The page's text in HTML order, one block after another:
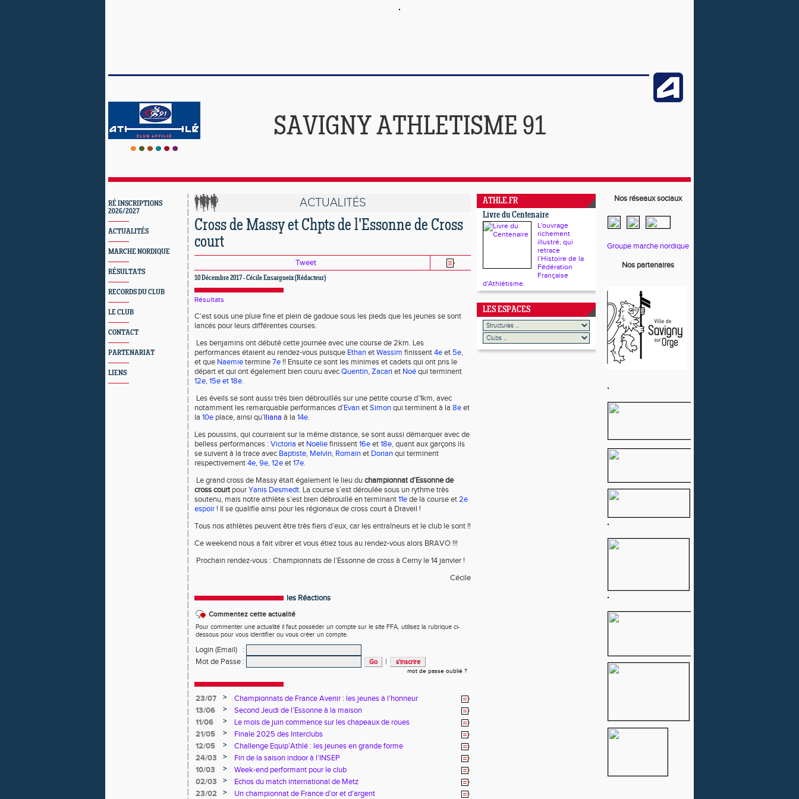
SAVIGNY ATHLETISME 91
RÉ INSCRIPTIONS
2026/2027
ACTUALITÉS
MARCHE NORDIQUE
RÉSULTATS
RECORDS DU CLUB
LE CLUB
CONTACT
PARTENARIAT
LIENS
ACTUALITÉS
Cross de Massy et Chpts de l'Essonne de Cross
court
Tweet
10 Décembre 2017 - Cécile Ensargueix (Rédacteur)
Résultats
C’est sous une pluie fine et plein de gadoue sous les pieds que les jeunes se sont
lancés pour leurs différentes courses.
Les benjamins ont débuté cette journée avec une course de 2km. Les
performances étaient au rendez-vous puisque EthanetWassim finissent4eet 5e,
et que Naemietermine7e !! Ensuite ce sont les minimes et cadets qui ont pris le
départ et qui ont également bien couru avecQuentin,Zacari et Noéqui terminent
12e, 15e et 18e.
Les éveils se sont aussi très bien débrouillés sur une petite course d’1km, avec
notamment les remarquable performances d’EvanetSimonqui terminent à la 8eet
la 10e place, ainsi qu’Iliana à la 14e.
Les poussins, qui courraient sur la même distance, se sont aussi démarquer avec de
belless performances : Victoria et Noëliefinissent16eet18e, quant aux garçons ils
se suivent à la trace avec Baptiste, Melvin, Romainet Dorianqui terminent
respectivement4e,9e,12eet17e.
Le grand cross de Massy était également le lieu duchampionnat d’Essonne de
cross court pourYanis Desmedt. La course s’est déroulée sous un rythme très
soutenu, mais notre athlète s’est bien débrouillé en terminant11ede la course et2e
espoir ! Il se qualifie ainsi pour les régionaux de cross court à Draveil !
Tous nos athlètes peuvent être très fiers d’eux, car les entraîneurs et le club le sont !!
Ce weekend nous a fait vibrer et vous étiez tous au rendez-vous alors BRAVO !!!
Prochain rendez-vous : Championnats de l’Essonne de cross à Cerny le 14 janvier !
Cécile
les Réactions
Commentez cette actualité
Pour commenter une actualité il faut posséder un compte sur le site FFA, utilisez la rubrique ci-
dessous pour vous identifier ou vous créer un compte.
Login (Email)
:
Mot de Passe : |
mot de passe oublié ?
23/07 >
Championnats de France Avenir : les jeunes à l'honneur
13/06
>
Second Jeudi de l’Essonne à la maison
11/06
>
Le mois de juin commence sur les chapeaux de roues
21/05
>
Finale 2025 des Interclubs
12/05
>
Challenge Equip’Athlé : les jeunes en grande forme
24/03
>
Fin de la saison indoor à l’INSEP
10/03
>
Week-end performant pour le club
02/03
>
Echos du match international de Metz
23/02
> Un championnat de France d’or et d’argent
ATHLE.FR
Livre du Centenaire
L'ouvrage
richement
illustré, qui
retrace
l’Histoire de la
Fédération
Française
d'Athlétisme.
LES ESPACES
Nos réseaux sociaux
Groupe marche nordique
Nos partenaires